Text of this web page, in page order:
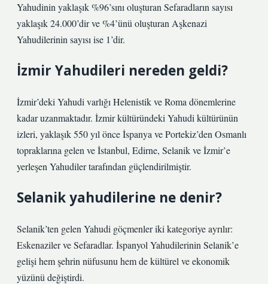
Yahudinin yaklaşık %96’sını oluşturan Sefaradların sayısı
yaklaşık 24.000’dir ve %4’ünü oluşturan Aşkenazi
Yahudilerinin sayısı ise 1’dir.
İzmir Yahudileri nereden geldi?
İzmir’deki Yahudi varlığı Helenistik ve Roma dönemlerine
kadar uzanmaktadır. İzmir kültüründeki Yahudi kültürünün
izleri, yaklaşık 550 yıl önce İspanya ve Portekiz’den Osmanlı
topraklarına gelen ve İstanbul, Edirne, Selanik ve İzmir’e
yerleşen Yahudiler tarafından güçlendirilmiştir.
Selanik yahudilerine ne denir?
Selanik’ten gelen Yahudi göçmenler iki kategoriye ayrılır:
Eskenaziler ve Sefaradlar. İspanyol Yahudilerinin Selanik’e
gelişi hem şehrin nüfusunu hem de kültürel ve ekonomik
yüzünü değiştirdi.